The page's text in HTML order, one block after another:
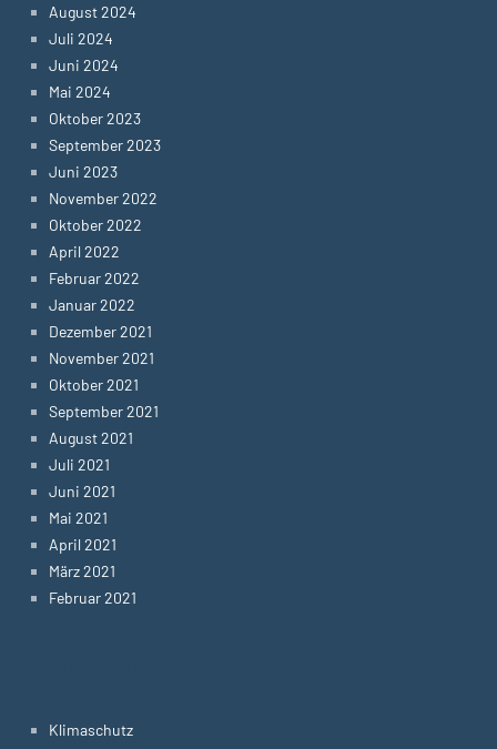
August 2024
Juli 2024
Juni 2024
Mai 2024
Oktober 2023
September 2023
Juni 2023
November 2022
Oktober 2022
April 2022
Februar 2022
Januar 2022
Dezember 2021
November 2021
Oktober 2021
September 2021
August 2021
Juli 2021
Juni 2021
Mai 2021
April 2021
März 2021
Februar 2021
Klimaschutz